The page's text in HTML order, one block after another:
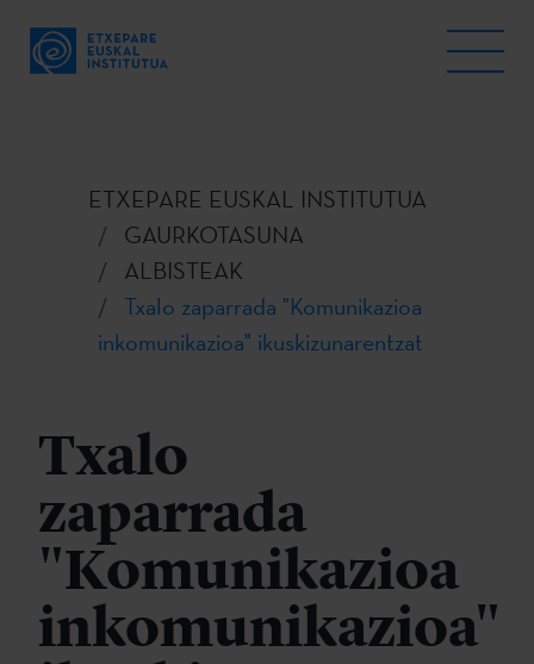
ETXEPARE EUSKAL INSTITUTUA
GAURKOTASUNA
ALBISTEAK
Txalo zaparrada "Komunikazioa
inkomunikazioa" ikuskizunarentzat
Txalo
zaparrada
"Komunikazioa
inkomunikazioa"